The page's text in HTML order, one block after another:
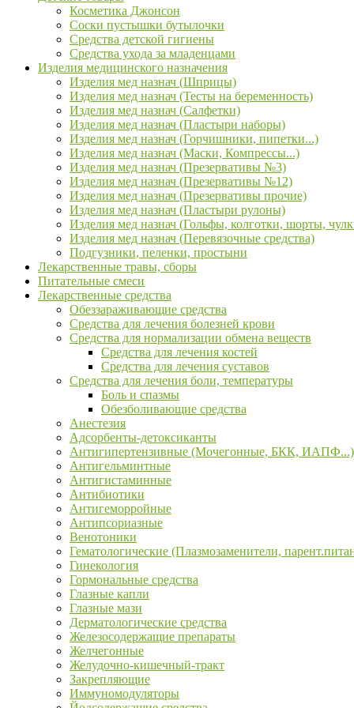
Косметика Джонсон
Соски пустышки бутылочки
Средства детской гигиены
Средства ухода за младенцами
Изделия медицинского назначения
Изделия мед назнач (Шприцы)
Изделия мед назнач (Тесты на беременность)
Изделия мед назнач (Салфетки)
Изделия мед назнач (Пластыри наборы)
Изделия мед назнач (Горчишники, пипетки...)
Изделия мед назнач (Маски, Компрессы...)
Изделия мед назнач (Презервативы №3)
Изделия мед назнач (Презервативы №12)
Изделия мед назнач (Презервативы прочие)
Изделия мед назнач (Пластыри рулоны)
Изделия мед назнач (Гольфы, колготки, шорты,
Изделия мед назнач (Перевязочные средства)
Подгузники, пеленки, простыни
Лекарственные травы, сборы
Питательные смеси
Лекарственные средства
Обеззараживающие средства
Средства для лечения болезней крови
Средства для нормализации обмена веществ
Средства для лечения костей
Средства для лечения суставов
Средства для лечения боли, температуры
Боль и спазмы
Обезболивающие средства
Анестезия
Адсорбенты-детоксиканты
Антигипертензивные (Мочегонные, БКК, ИАПФ...)
Антигельминтные
Антигистаминные
Антибиотики
Антигеморройные
Антипсориазные
Венотоники
Гематологические (Плазмозаменители,
Гинекология
Гормональные средства
Глазные капли
Глазные мази
Дерматологические средства
Железосодержащие препараты
Желчегонные
Желудочно-кишечный-тракт
Закрепляющие
Иммуномодуляторы